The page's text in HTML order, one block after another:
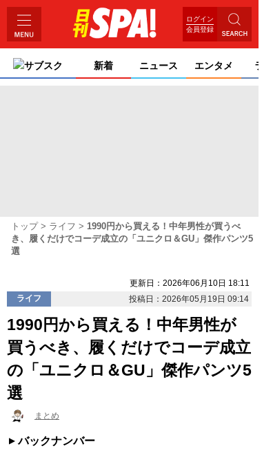
ログイン
会員登録
サブスク 新着 ニュース エンタメ ライ
トップ ライフ
1990円から買える！中年男性が買うべ
き、履くだけでコーデ成立の「ユニクロ＆GU」傑作パンツ5
選
更新日：2026年06月10日 18:11
ライフ
投稿日：2026年05月19日 09:14
1990円から買える！中年男性が
買うべき、履くだけでコーデ成立
の「ユニクロ＆GU」傑作パンツ5
選
まとめ
バックナンバー